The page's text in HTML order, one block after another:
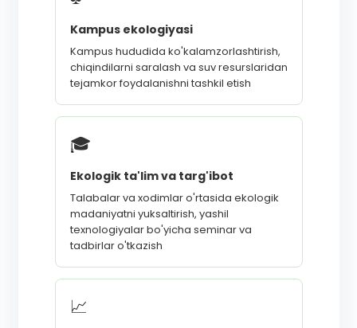
Kampus ekologiyasi
Kampus hududida ko'kalamzorlashtirish,
chiqindilarni saralash va suv resurslaridan
tejamkor foydalanishni tashkil etish
🎓
Ekologik ta'lim va targ'ibot
Talabalar va xodimlar o'rtasida ekologik
madaniyatni yuksaltirish, yashil
texnologiyalar bo'yicha seminar va
tadbirlar o'tkazish
📈